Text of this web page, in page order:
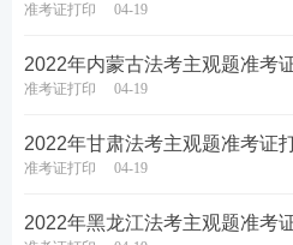
准考证打印 04-19
2022年内蒙古法考主观题准考
准考证打印 04-19
2022年甘肃法考主观题准考证
准考证打印 04-19
2022年黑龙江法考主观题准考